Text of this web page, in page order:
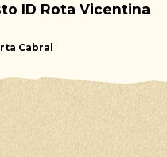
ID Rota Vicentina
Cabral